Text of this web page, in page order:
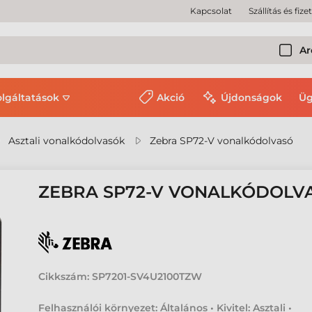
Kapcsolat Szállítás és
Akció Újdonságok
Asztali vonalkódolvasók Zebra SP72-V vonalkódolvasó
ZEBRA SP72-V
Cikkszám: SP7201-SV4U2100TZW
Felhasználói környezet: Általános • Kivitel: Asztali •